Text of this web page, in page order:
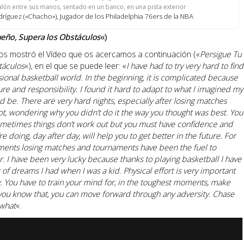
(«Chacho»), Jugador de los Philadelphia 76ers de la NBA
Supera los Obstáculos«)
mostró el Vídeo que os acercamos a continuación («Persigue Tu
«), en el que se puede leer: «I have had to try very hard to find
basketball world. In the beginning, it is complicated because
and responsibility. I found it hard to adapt to what I imagined my
be. There are very hard nights, especially after losing matches
wondering why you didn’t do it the way you thought was best. You
things don’t work out but you must have confidence and
doing, day after day, will help you to get better in the future. For
losing matches and tournaments have been the fuel to
I have been very lucky because thanks to playing basketball I have
dreams I had when I was a kid. Physical effort is very important
have to train your mind for, in the toughest moments, make
know that, you can move forward through any adversity. Chase
«.